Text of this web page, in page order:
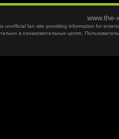
unofficial fan site providing information for
в ознакомительных целях.